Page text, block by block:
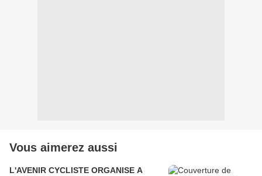
Vous aimerez aussi
L'AVENIR CYCLISTE ORGANISE A